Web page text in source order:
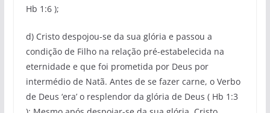
Hb 1:6 );
d) Cristo despojou-se da sua glória e passou a
condição de Filho na relação pré-estabelecida na
eternidade e que foi prometida por Deus por
intermédio de Natã. Antes de se fazer carne, o Verbo
de Deus ‘era’ o resplendor da glória de Deus ( Hb 1:3